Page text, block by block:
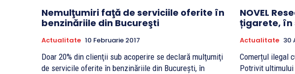
Nemulţumiri faţă de serviciile oferite în
benzinăriile din Bucureşti
Actualitate 10 Februarie 2017
Doar 20% din clienţii sub acoperire se declară mulţumiţi
de servicile oferite în benzinăriile din Bucureşti, în
NOVEL
țigarete, în
Actualitate 30
Comerțul ilegal
Potrivit